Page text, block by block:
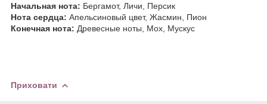
Начальная нота: Бергамот, Личи, Персик
Нота сердца: Апельсиновый цвет, Жасмин, Пион
Конечная нота: Древесные ноты, Мох, Мускус
Приховати